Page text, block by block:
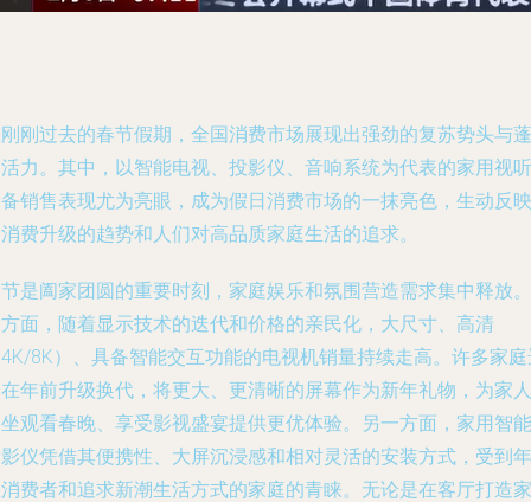
刚过去的春节假期，全国消费市场展现出强劲的复苏势头与蓬
力。其中，以智能电视、投影仪、音响系统为代表的家用视听
销售表现尤为亮眼，成为假日消费市场的一抹亮色，生动反映
费升级的趋势和人们对高品质家庭生活的追求。
是阖家团圆的重要时刻，家庭娱乐和氛围营造需求集中释放。
面，随着显示技术的迭代和价格的亲民化，大尺寸、高清
8K）、具备智能交互功能的电视机销量持续走高。许多家
年前升级换代，将更大、更清晰的屏幕作为新年礼物，为家人
观看春晚、享受影视盛宴提供更优体验。另一方面，家用智能
仪凭借其便携性、大屏沉浸感和相对灵活的安装方式，受到年
费者和追求新潮生活方式的家庭的青睐。无论是在客厅打造家